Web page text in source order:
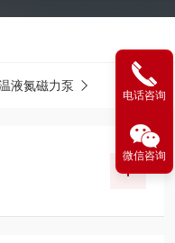
液氮磁力泵
电话咨询
微信咨询